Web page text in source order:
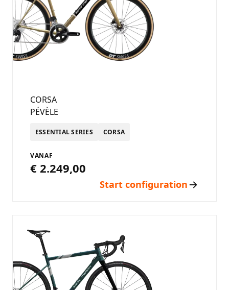
CORSA
PÉVÈLE
ESSENTIAL SERIES CORSA
VANAF
€ 2.249,00
Start configuration